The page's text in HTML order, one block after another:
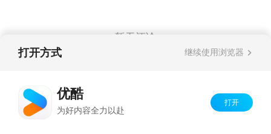
暂无评论
打开方式 继续使用浏览器
优酷
为好内容全力以赴
打开